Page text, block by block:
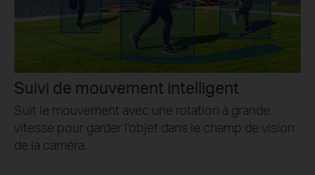
Suivi de mouvement intelligent
Suit le mouvement avec une rotation à grande
vitesse pour garder l'objet dans le champ de vision
de la caméra.